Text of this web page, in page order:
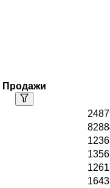
Продажи